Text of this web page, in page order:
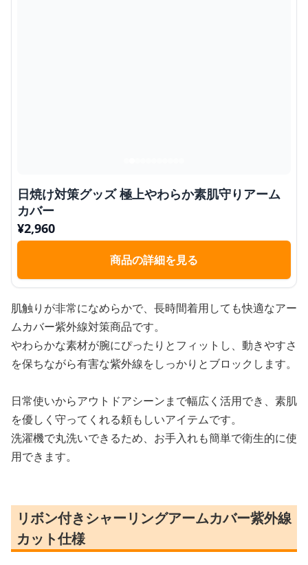
日焼け対策グッズ 極上やわらか素肌守りアーム
カバー
¥2,960
商品の詳細を見る
肌触りが非常になめらかで、長時間着用しても快適なアー
ムカバー紫外線対策商品です。
やわらかな素材が腕にぴったりとフィットし、動きやすさ
を保ちながら有害な紫外線をしっかりとブロックします。
日常使いからアウトドアシーンまで幅広く活用でき、素肌
を優しく守ってくれる頼もしいアイテムです。
洗濯機で丸洗いできるため、お手入れも簡単で衛生的に使
用できます。
リボン付きシャーリングアームカバー紫外線
カット仕様